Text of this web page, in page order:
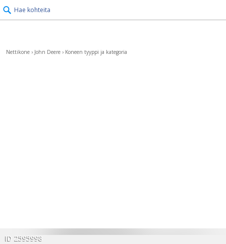
Hae kohteita
Nettikone › John Deere › Koneen tyyppi ja kategoria
ID 2595998